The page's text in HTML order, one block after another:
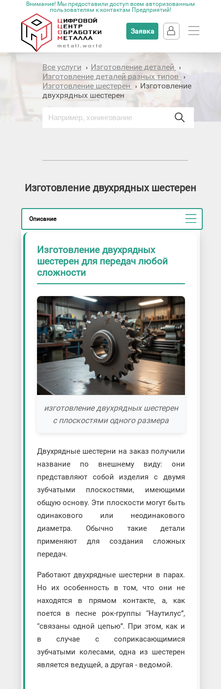
Внимание! Мы предоставили доступ всем авторизованным
пользователям к контактам Предприятий!
Заявка
Все услуги › Изготовление деталей ›
Изготовление деталей разных типов ›
Изготовление шестерен › Изготовление
двухрядных шестерен
Изготовление двухрядных шестерен
Описание
Изготовление двухрядных
шестерен для передач любой
сложности
изготовление двухрядных шестерен
с плоскостями одного размера
Двухрядные шестерни на заказ получили
название по внешнему виду: они
представляют собой изделия с двумя
зубчатыми плоскостями, имеющими
общую основу. Эти плоскости могут быть
одинакового или неодинакового
диаметра. Обычно такие детали
применяют для создания сложных
передач.
Работают двухрядные шестерни в парах.
Но их особенность в том, что они не
находятся в прямом контакте, а, как
поется в песне рок-группы “Наутилус”,
“связаны одной цепью”. При этом, как и
в случае с соприкасающимися
зубчатыми колесами, одна из шестерен
является ведущей, а другая - ведомой.